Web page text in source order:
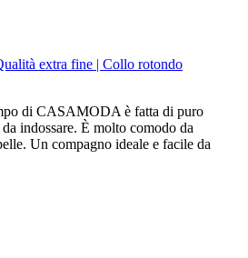
extra fine | Collo rotondo
di CASAMODA è fatta di puro
indossare. È molto comodo da
Un compagno ideale e facile da